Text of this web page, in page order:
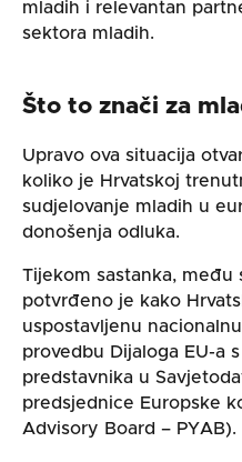
mladih i relevantan
sektora mladih.
Što to znači za
Upravo ova situacija
koliko je Hrvatskoj
sudjelovanje mladih u
donošenja odluka.
Tijekom sastanka, među
potvrđeno je kako
uspostavljenu
provedbu Dijaloga EU-a
predstavnika u
predsjednice Europske
Advisory Board – PYAB).